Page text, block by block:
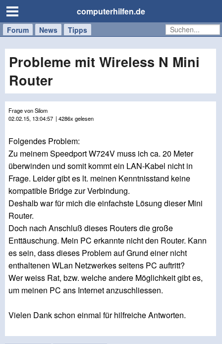
computerhilfen.de
Forum News Tipps
Handy
Tablet
Windows
Mac
Probleme mit Wireless N Mini
Router
Frage von Silom
02.02.15, 13:04:57 | 4286x gelesen
Folgendes Problem:
Zu meinem Speedport W724V muss ich ca. 20 Meter
überwinden und somit kommt ein LAN-Kabel nicht in
Frage. Leider gibt es lt. meinen Kenntnisstand keine
kompatible Bridge zur Verbindung.
Deshalb war für mich die einfachste Lösung dieser Mini
Router.
Doch nach Anschluß dieses Routers die große
Enttäuschung. Mein PC erkannte nicht den Router. Kann
es sein, dass dieses Problem auf Grund einer nicht
enthaltenen WLan Netzwerkes seitens PC auftritt?
Wer weiss Rat, bzw. welche andere Möglichkeit gibt es,
um meinen PC ans Internet anzuschliessen.
Vielen Dank schon einmal für hilfreiche Antworten.